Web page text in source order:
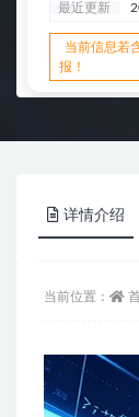
最近更新
当前信息若
报！
详情介绍
当前位置：